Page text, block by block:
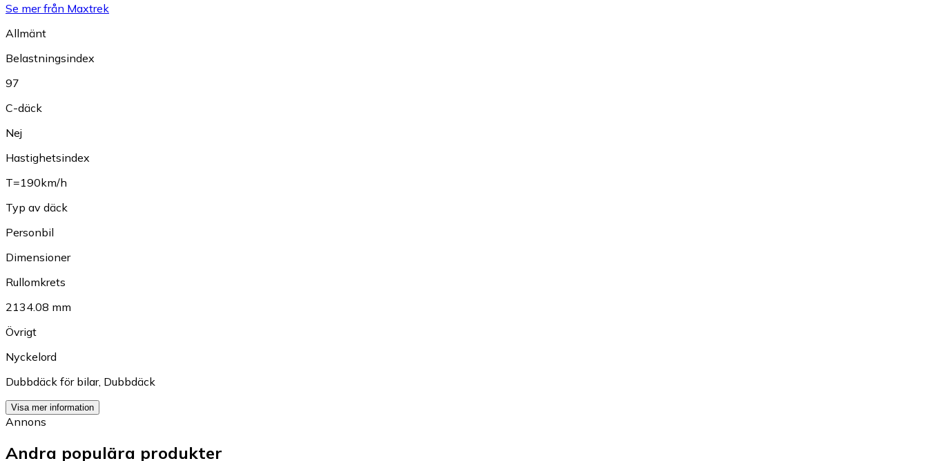
Se mer från Maxtrek
Allmänt
Belastningsindex
97
C-däck
Nej
Hastighetsindex
T=190km/h
Typ av däck
Personbil
Dimensioner
Rullomkrets
2134.08 mm
Övrigt
Nyckelord
Dubbdäck för bilar, Dubbdäck
Visa mer information
Annons
Andra populära produkter